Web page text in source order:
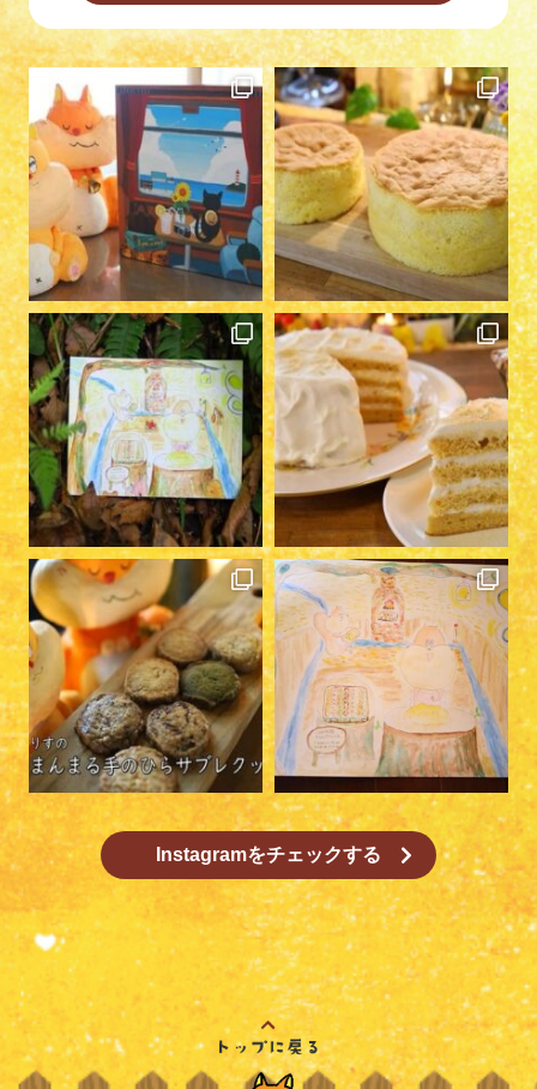
Instagramをチェックする